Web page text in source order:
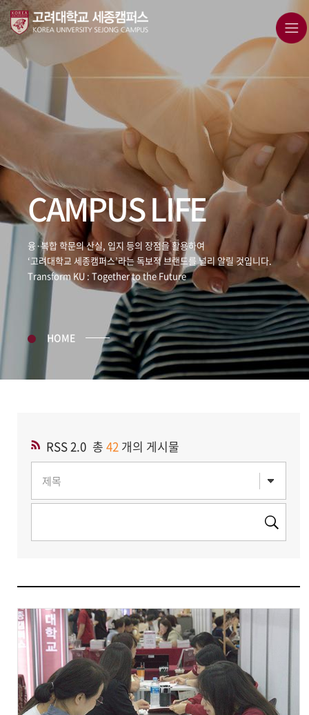
CAMPUS LIFE
융·복합 학문의 산실, 입지 등의 장점을 활용하여
‘고려대학교 세종캠퍼스’라는 독보적 브랜드를 널리 알릴 것입니다.
Transform KU : Together to the Future
HOME
RSS 2.0 총 42 개의 게시물